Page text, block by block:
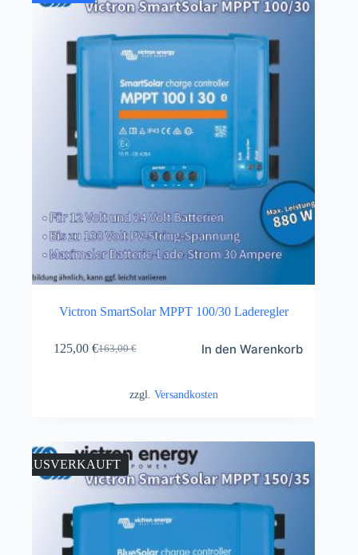
Victron SmartSolar MPPT 100/30 Laderegler
163,00€
125,00 € In den Warenkorb
zzgl. Versandkosten
AUSVERKAUFT